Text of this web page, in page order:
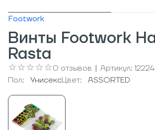
Footwork
Винты Footwork
Rasta
0 отзывов | Артикул:
Пол:
УнисексЦвет: ASSORTED